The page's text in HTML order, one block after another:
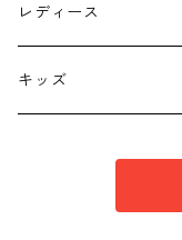
トップス
ボトムス
レディース
トップス
キッズ